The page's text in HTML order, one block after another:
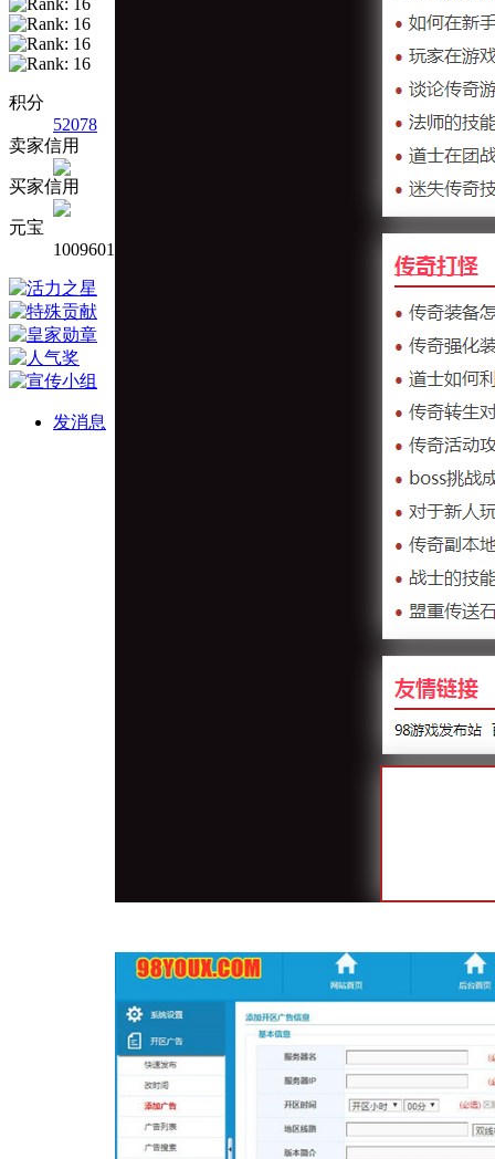
积分
52078
卖家信用
买家信用
元宝
1009601
发消息